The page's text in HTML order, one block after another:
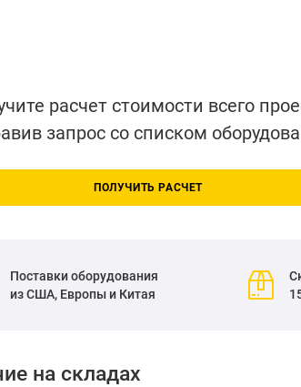
расчет стоимости всего
запрос со списком
ПОЛУЧИТЬ РАСЧЕТ
Поставки оборудования
из США, Европы и Китая
на складах